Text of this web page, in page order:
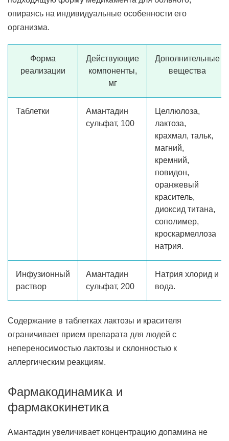
опираясь на индивидуальные особенности его
организма.
Форма
реализации
Действующие
компоненты,
мг
Дополнительные
вещества
Таблетки
Амантадин
сульфат, 100
Целлюлоза,
лактоза,
крахмал, тальк,
магний,
кремний,
повидон,
оранжевый
краситель,
диоксид титана,
сополимер,
кроскармеллоза
натрия.
Инфузионный
раствор
Амантадин
сульфат, 200
Натрия хлорид и
вода.
Содержание в таблетках лактозы и красителя
ограничивает прием препарата для людей с
непереносимостью лактозы и склонностью к
аллергическим реакциям.
Фармакодинамика и
фармакокинетика
Амантадин увеличивает концентрацию допамина не